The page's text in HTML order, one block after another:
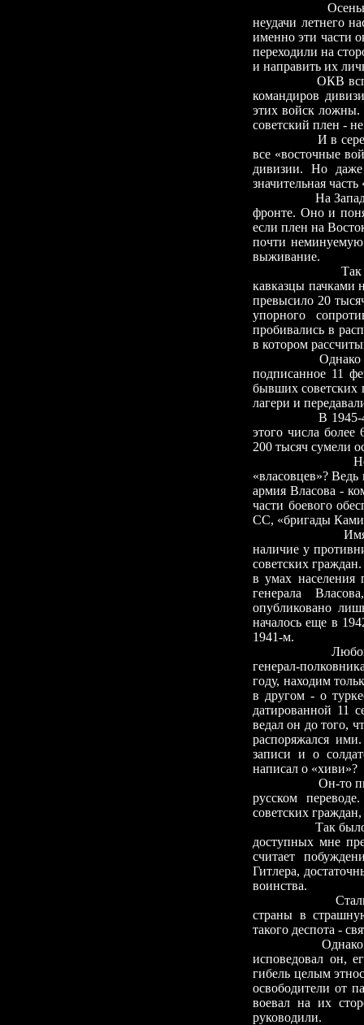
неудачи летнего
именно эти части
переходили на
и направить их
ОКВ
командиров
этих войск
советский плен -
И в
все «восточные
дивизии. Но
значительная
На
фронте. Оно и
если плен на
почти неминуемую
выживание.
кавказцы пачками
превысило 20
упорного
пробивались в
в котором
Однако
подписанное 11
бывших советских
лагери и
В 1945-
этого числа
200 тысяч сумели
Но почему в
«власовцев»?
армия Власова -
части боевого
СС, «бригады
Имя Власова
наличие у
советских
в умах
генерала
опубликовано
началось еще в
1941-м.
Любопытно,
генерал-
году, находим
в другом- о
датированной 11
ведал он до того,
распоряжался
записи и о
написал о «хиви»?
Он-то писал, да
русском
советских
Так было,
доступных мне
считает
Гитлера,
воинства.
Сталин,
страны в
такого деспота -
Однако не
исповедовал он,
гибель целым
освободители от
воевал на их
руководили.